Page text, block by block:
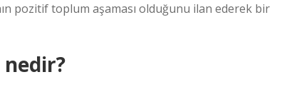
pozitif toplum aşaması olduğunu ilan ederek bir